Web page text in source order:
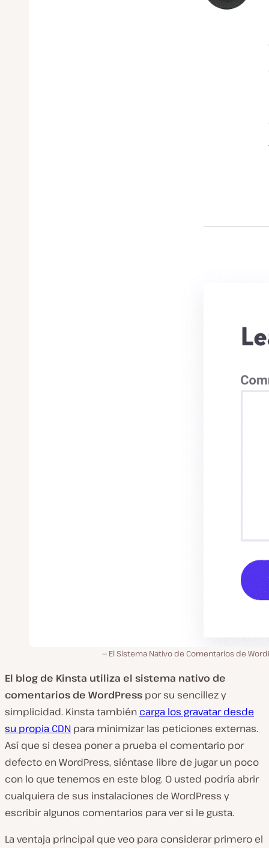
El Sistema Nativo de Comentarios de
El blog de Kinsta utiliza el sistema nativo de
comentarios de WordPress por su sencillez y
simplicidad. Kinsta también carga los gravatar desde
su propia CDN para minimizar las peticiones externas.
Así que si desea poner a prueba el comentario por
defecto en WordPress, siéntase libre de jugar un poco
con lo que tenemos en este blog. O usted podría abrir
cualquiera de sus instalaciones de WordPress y
escribir algunos comentarios para ver si le gusta.
La ventaja principal que veo para considerar primero el